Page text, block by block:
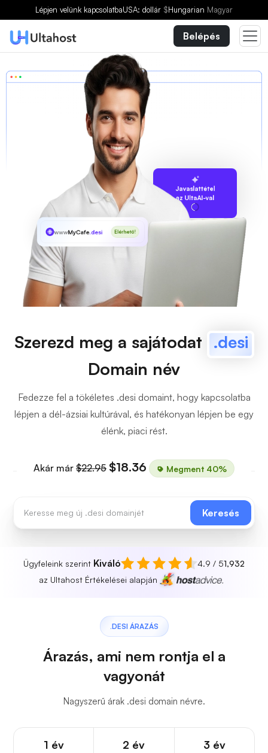
Lépjen velünk kapcsolatbaUSA: dollár $Hungarian Magyar
Belépés
Javaslattétel
az UltaAI-val
wwwMyCafe.desi Elérhető!
Szerezd meg a sajátodat .desi
Domain név
Fedezze fel a tökéletes .desi domaint, hogy kapcsolatba
lépjen a dél-ázsiai kultúrával, és hatékonyan lépjen be egy
élénk, piaci rést.
Akár már $22.95 $18.36 Megment 40%
Keresés
Ügyfeleink szerint Kiváló 4.9 / 51,932
az Ultahost Értékelései alapján
.DESI ÁRAZÁS
Árazás, ami nem rontja el a
vagyonát
Nagyszerű árak .desi domain névre.
1 év 2 év 3 év